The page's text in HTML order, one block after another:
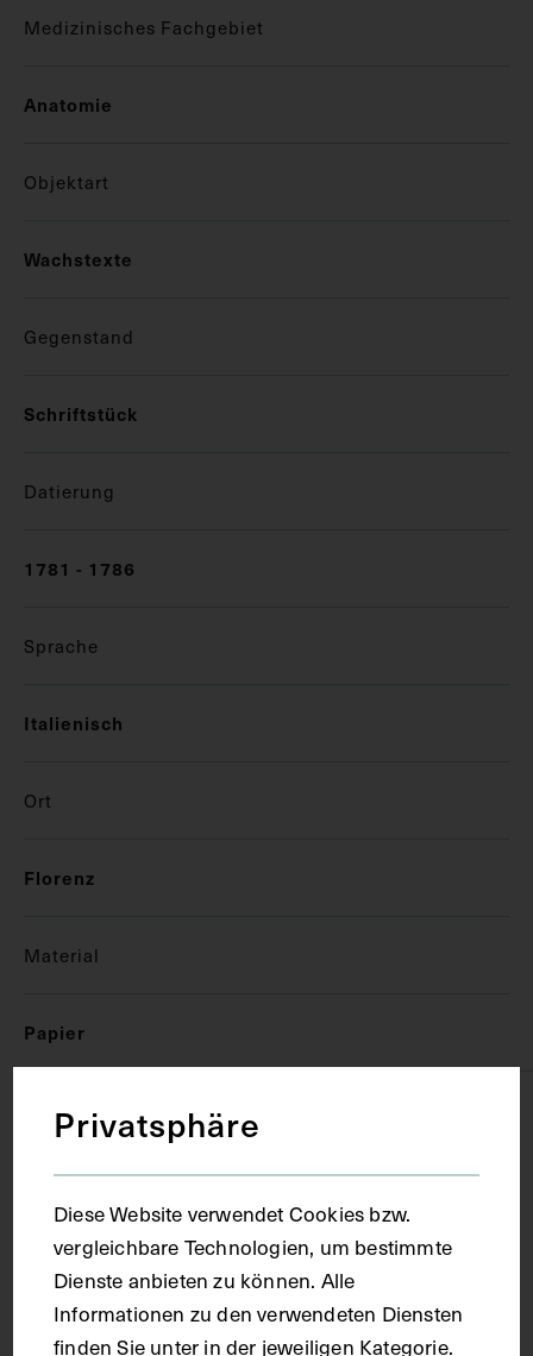
Medizinisches Fachgebiet
Anatomie
Objektart
Wachstexte
Gegenstand
Schriftstück
Datierung
1781 - 1786
Sprache
Italienisch
Ort
Florenz
Material
Papier
Technik
Maße
Seitenblatt 38,1 x 21,1 cm
Privatsphäre
Diese Website verwendet Cookies bzw.
vergleichbare Technologien, um bestimmte
Dienste anbieten zu können. Alle
Informationen zu den verwendeten Diensten
finden Sie unter in der jeweiligen Kategorie.